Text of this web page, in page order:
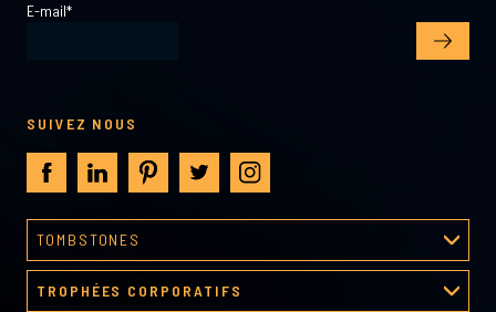
TOMBSTONES
Processus de création
Galerie tombstones
TROPHÉES CORPORATIFS
E-mail*
SUIVEZ NOUS